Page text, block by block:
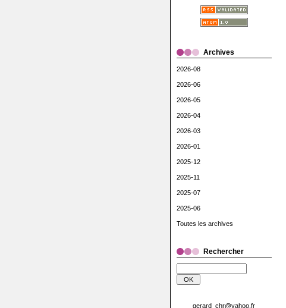
Archives
2026-08
2026-06
2026-05
2026-04
2026-03
2026-01
2025-12
2025-11
2025-07
2025-06
Toutes les archives
Rechercher
gerard_chr@yahoo.fr